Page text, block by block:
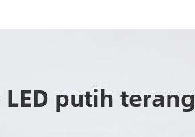
putih terang